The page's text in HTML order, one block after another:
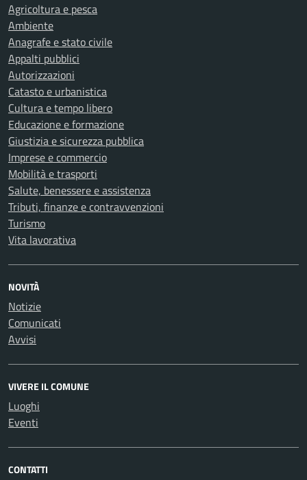
Agricoltura e pesca
Ambiente
Anagrafe e stato civile
Appalti pubblici
Autorizzazioni
Catasto e urbanistica
Cultura e tempo libero
Educazione e formazione
Giustizia e sicurezza pubblica
Imprese e commercio
Mobilità e trasporti
Salute, benessere e assistenza
Tributi, finanze e contravvenzioni
Turismo
Vita lavorativa
NOVITÀ
Notizie
Comunicati
Avvisi
VIVERE IL COMUNE
Luoghi
Eventi
CONTATTI